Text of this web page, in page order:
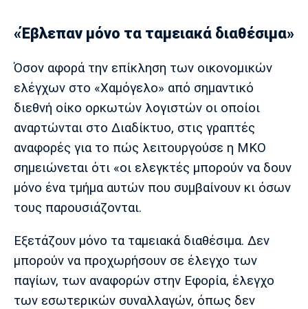
«Έβλεπαν μόνο τα ταμειακά διαθέσιμα»
Όσον αφορά την επίκληση των οικονομικών
ελέγχων στο «Χαμόγελο» από σημαντικό
διεθνή οίκο ορκωτών λογιστών οι οποίοι
αναρτώνται στο Διαδίκτυο, στις γραπτές
αναφορές για το πώς λειτουργούσε η ΜΚΟ
σημειώνεται ότι «οι ελεγκτές μπορούν να δουν
μόνο ένα τμήμα αυτών που συμβαίνουν κι όσων
τους παρουσιάζονται.
Εξετάζουν μόνο τα ταμειακά διαθέσιμα. Δεν
μπορούν να προχωρήσουν σε έλεγχο των
παγίων, των αναφορών στην Εφορία, έλεγχο
των εσωτερικών συναλλαγών, όπως δεν